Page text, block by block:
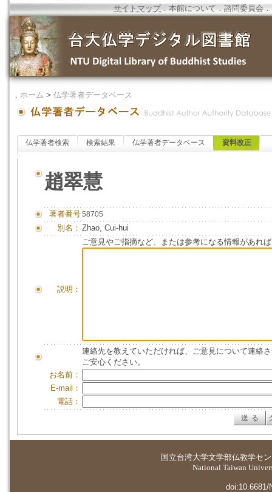
サイトマップ．本館について ．諮問委員会 ．
． ホーム > 仏学著者データベース
仏学著者検索 検索結果 仏学著者データベース 資料改正
趙翠慧
著者番号58705
別名： Zhao, Cui-hui
説明：
ご意見やご指摘など、または参考になる情報があれ
連絡先を教えていただければ、ご意見について連絡
ご安心ください。
お名前：
E-mail：
電話：
国立台湾大学文学部仏教学セ
National Taiwan
doi:10.6681/